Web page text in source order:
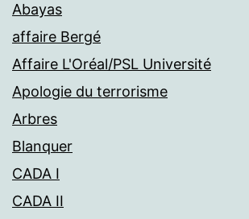
Abayas
affaire Bergé
Affaire L'Oréal/PSL Université
Apologie du terrorisme
Arbres
Blanquer
CADA I
CADA II